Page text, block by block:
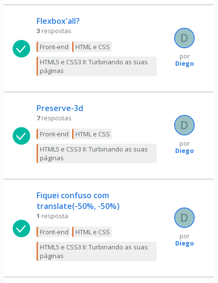
Flexbox'all?
3 respostas
Front-end
HTML e CSS
HTML5 e CSS3 II: Turbinando as suas
páginas
por
Diego
Preserve-3d
7 respostas
Front-end
HTML e CSS
HTML5 e CSS3 II: Turbinando as suas
páginas
por
Diego
Fiquei confuso com
translate(-50%, -50%)
1 resposta
Front-end
HTML e CSS
HTML5 e CSS3 II: Turbinando as suas
páginas
por
Diego